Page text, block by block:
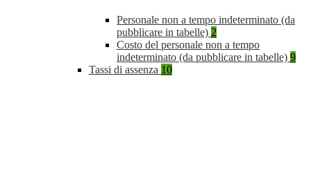
Personale non a tempo indeterminato (da
pubblicare in tabelle) 2
Costo del personale non a tempo
indeterminato (da pubblicare in tabelle) 9
Tassi di assenza 10